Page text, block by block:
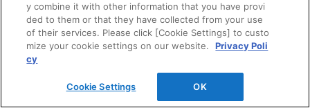
y combine it with other information that you have provi
ded to them or that they have collected from your use
of their services. Please click [Cookie Settings] to custo
mize your cookie settings on our website.
Privacy Poli
cy
Cookie Settings OK